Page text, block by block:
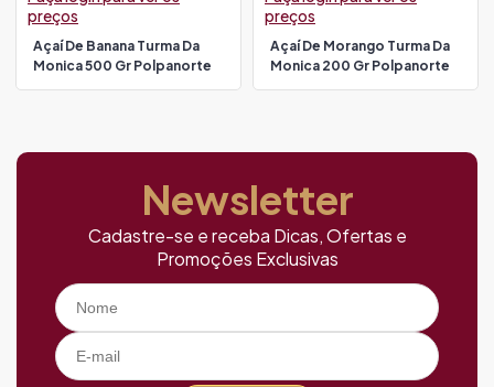
Açaí De Banana Turma Da
Monica 500 Gr Polpanorte
preços
Açaí De Morango Turma Da
Monica 200 Gr Polpanorte
preços
Newsletter
Cadastre-se e receba Dicas, Ofertas e
Promoções Exclusivas